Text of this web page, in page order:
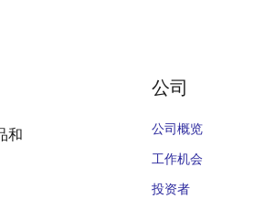
和
公司
公司概览
工作机会
投资者